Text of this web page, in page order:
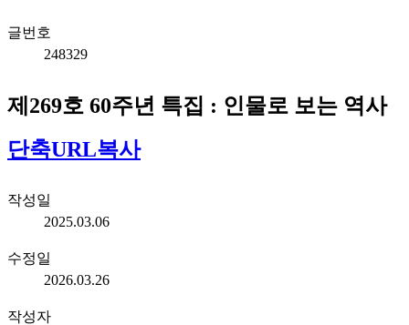
글번호
248329
제269호 60주년 특집 : 인물로 보는 역사
단축URL복사
작성일
2025.03.06
수정일
2026.03.26
작성자